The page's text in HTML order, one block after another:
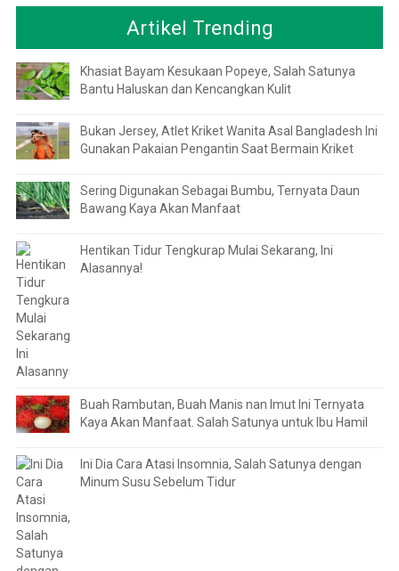
Artikel Trending
Khasiat Bayam Kesukaan Popeye, Salah Satunya
Bantu Haluskan dan Kencangkan Kulit
Bukan Jersey, Atlet Kriket Wanita Asal Bangladesh Ini
Gunakan Pakaian Pengantin Saat Bermain Kriket
Sering Digunakan Sebagai Bumbu, Ternyata Daun
Bawang Kaya Akan Manfaat
Hentikan Tidur Tengkurap Mulai Sekarang, Ini
Alasannya!
Buah Rambutan, Buah Manis nan Imut Ini Ternyata
Kaya Akan Manfaat. Salah Satunya untuk Ibu Hamil
Ini Dia Cara Atasi Insomnia, Salah Satunya dengan
Minum Susu Sebelum Tidur